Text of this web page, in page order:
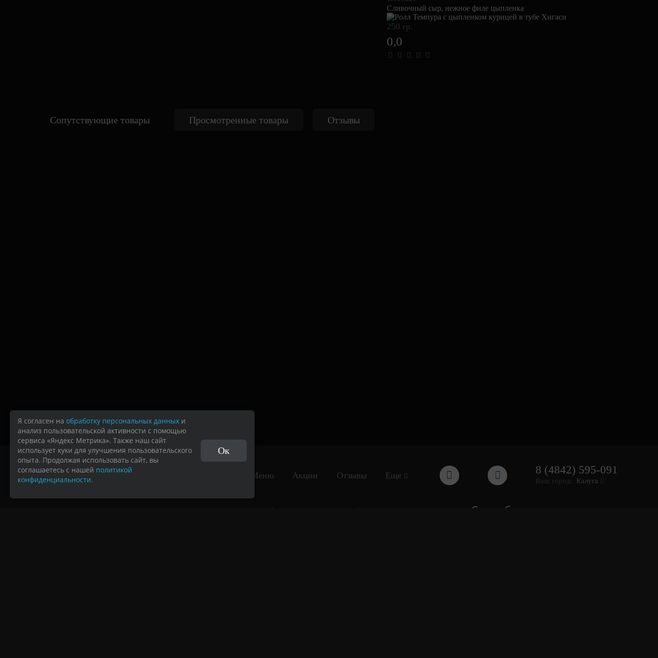
Сливочный сыр, нежное филе цыпленка
250 гр.
0,0
Сопутствующие товары Просмотренные товары Отзывы
Меню Акции Отзывы Еще 8 (4842) 595-091
Ваш город: Калуга
Хигаси
Хигаси
Способы оплаты:
Я согласен на обработку персональных данных и
анализ пользовательской активности с помощью
сервиса «Яндекс Метрика». Также наш сайт
использует куки для улучшения пользовательского
опыта. Продолжая использовать сайт, вы
соглашаетесь с нашей политикой
конфиденциальности.
Ок